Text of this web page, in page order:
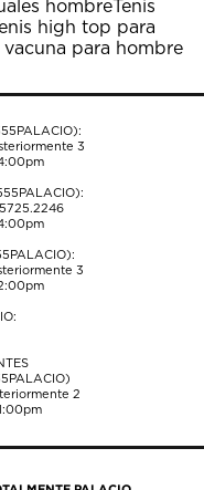
hombreTenis
high top para
vacuna para hombre
3
3
2